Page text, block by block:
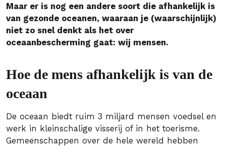
Maar er is nog een andere soort die afhankelijk is
van gezonde oceanen, waaraan je (waarschijnlijk)
niet zo snel denkt als het over
oceaanbescherming gaat: wij mensen.
Hoe de mens afhankelijk is van de
oceaan
De oceaan biedt ruim 3 miljard mensen voedsel en
werk in kleinschalige visserij of in het toerisme.
Gemeenschappen over de hele wereld hebben